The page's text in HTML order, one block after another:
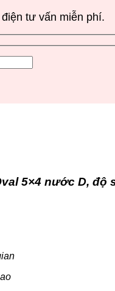
tư vấn miễn phí.
5×4 nước D,